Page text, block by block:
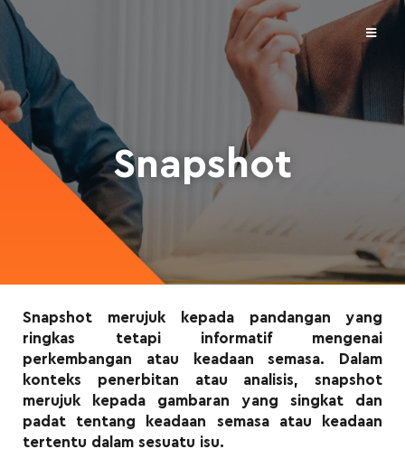
Snapshot
Snapshot merujuk kepada pandangan yang
ringkas tetapi informatif mengenai
perkembangan atau keadaan semasa. Dalam
konteks penerbitan atau analisis, snapshot
merujuk kepada gambaran yang singkat dan
padat tentang keadaan semasa atau keadaan
tertentu dalam sesuatu isu.